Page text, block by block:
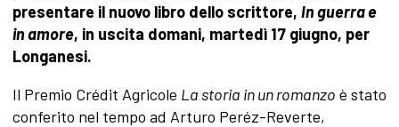
presentare il nuovo libro dello scrittore, In guerra e
in amore, in uscita domani, martedì 17 giugno, per
Longanesi.
Il Premio Crédit Agricole La storia in un romanzo è stato
conferito nel tempo ad Arturo Peréz-Reverte,